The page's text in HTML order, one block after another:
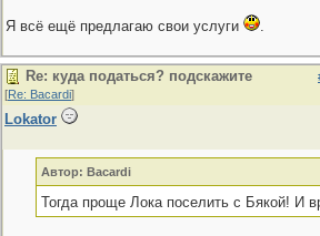
Я всё ещё предлагаю свои услуги .
Re: куда податься? подскажите
[Re: Bacardi]
Lokator
Автор: Bacardi
Тогда проще Лока поселить с Бякой! И